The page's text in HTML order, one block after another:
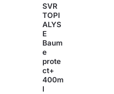
SVR
TOPI
ALYS
E
Baum
e
prote
ct+
400m
l